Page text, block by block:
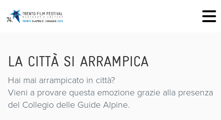
LA CITTÀ SI ARRAMPICA
Hai mai arrampicato in città?
Vieni a provare questa emozione grazie alla presenza
del Collegio delle Guide Alpine.